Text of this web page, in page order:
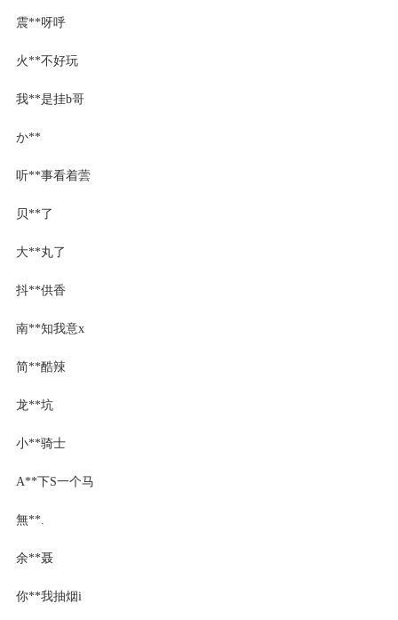
震**呀呼
火**不好玩
我**是挂b哥
か**
听**事看着蕓
贝**了
大**丸了
抖**供香
南**知我意x
简**酷辣
龙**坑
小**骑士
A**下S一个马
無**.
余**聂
你**我抽烟i